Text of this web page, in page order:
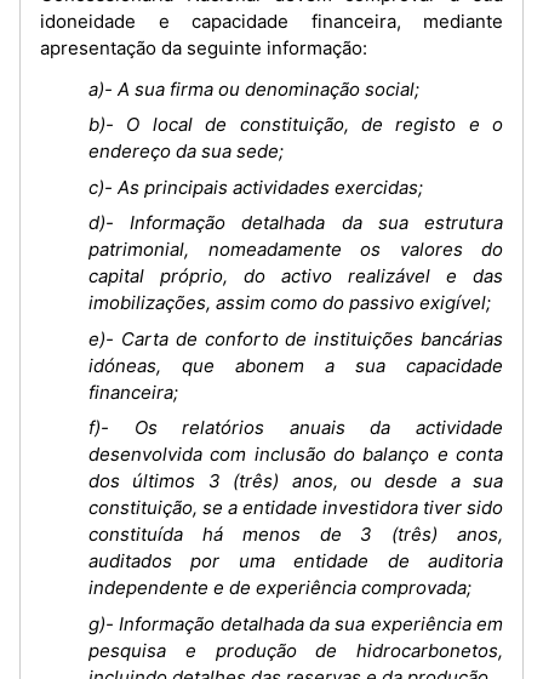
idoneidade e capacidade financeira, mediante
apresentação da seguinte informação:
a)- A sua firma ou denominação social;
b)- O local de constituição, de registo e o
endereço da sua sede;
c)- As principais actividades exercidas;
d)- Informação detalhada da sua estrutura
patrimonial, nomeadamente os valores do
capital próprio, do activo realizável e das
imobilizações, assim como do passivo exigível;
e)- Carta de conforto de instituições bancárias
idóneas, que abonem a sua capacidade
financeira;
f)- Os relatórios anuais da actividade
desenvolvida com inclusão do balanço e conta
dos últimos 3 (três) anos, ou desde a sua
constituição, se a entidade investidora tiver sido
constituída há menos de 3 (três) anos,
auditados por uma entidade de auditoria
independente e de experiência comprovada;
g)- Informação detalhada da sua experiência em
pesquisa e produção de hidrocarbonetos,